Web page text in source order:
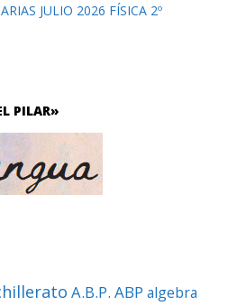
JULIO 2026 FÍSICA 2º
PILAR»
A.B.P. ABP algebra